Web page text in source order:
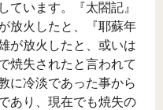
ています。『太閤記』
放火したと、『耶蘇年
が放火したと、或いは
焼失されたと言われて
に冷淡であった事から
あり、現在でも焼失の